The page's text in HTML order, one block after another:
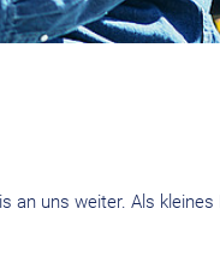
an uns weiter. Als